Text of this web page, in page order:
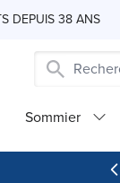
DEPUIS 38 ANS
Sommier